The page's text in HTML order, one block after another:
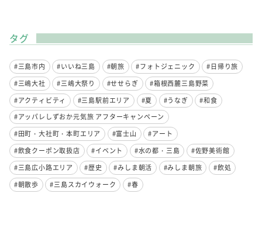
タグ
#三島市内 #いいね三島 #朝旅 #フォトジェニック
#日帰り旅
#三嶋大社
#三嶋大祭り #せせらぎ
#箱根西麓三島野菜
#アクティビティ
#三島駅前エリア #夏 #うなぎ
#和食
#アッパレしずおか元気旅 アフターキャンペーン
#田町・大社町・本町エリア
#富士山
#アート
#飲食クーポン取扱店
#イベント #水の都・三島
#佐野美術館
#三島広小路エリア
#歴史 #みしま朝活 #みしま朝旅
#飲処
#朝散歩
#三島スカイウォーク #春